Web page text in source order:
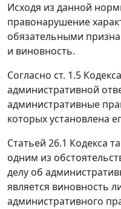
Исходя из данной
правонарушение
обязательными
и виновность.
Согласно ст. 1.5
административной
административные
которых установлена
Статьей 26.1 Кодекса
одним из
делу об
является виновность
административного